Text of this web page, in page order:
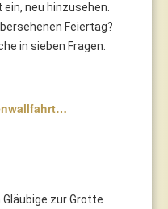
neu hinzusehen.
Feiertag?
in sieben Fragen.
zur Grotte